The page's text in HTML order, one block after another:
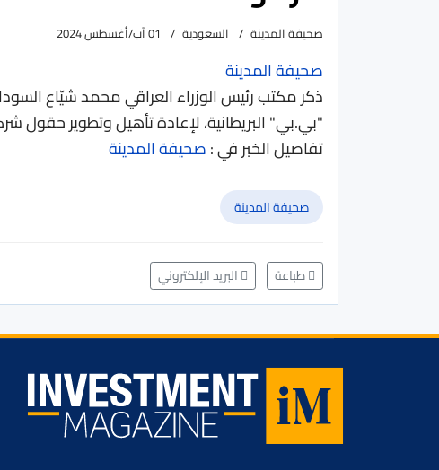
صحيفة المدينة السعودية 01 آب/أغسطس 2024
صحيفة المدينة
ذكر مكتب رئيس الوزراء العراقي محمد شيّاع
"بي.بي" البريطانية، لإعادة تأهيل وتطوير حقول
تفاصيل الخبر في :صحيفة المدينة
صحيفة المدينة
طباعة البريد الإلكتروني